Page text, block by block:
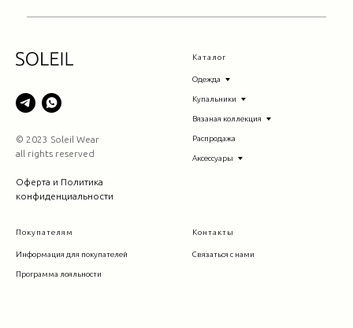
© 2023 Soleil Wear
all rights reserved
Оферта и Политика
конфиденциальности
Каталог
Одежда
Купальники
Вязаная коллекция
Распродажа
Аксессуары
Покупателям
Информация для покупателей
Программа лояльности
Контакты
Связаться с нами